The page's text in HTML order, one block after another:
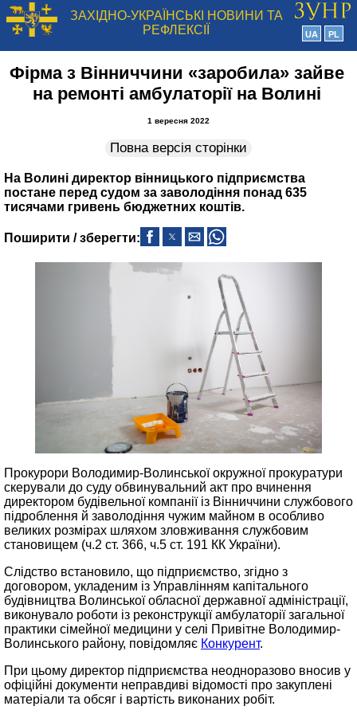
ЗАХІДНО-УКРАЇНСЬКІ НОВИНИ ТА
РЕФЛЕКСІЇ
UA PL
Фірма з Вінниччини «заробила» зайве
на ремонті амбулаторії на Волині
1 вересня 2022
Повна версія сторінки
На Волині директор вінницького підприємства
постане перед судом за заволодіння понад 635
тисячами гривень бюджетних коштів.
Поширити / зберегти:
Прокурори Володимир-Волинської окружної прокуратури
скерували до суду обвинувальний акт про вчинення
директором будівельної компанії із Вінниччини службового
підроблення й заволодіння чужим майном в особливо
великих розмірах шляхом зловживання службовим
становищем (ч.2 ст. 366, ч.5 ст. 191 КК України).
Слідство встановило, що підприємство, згідно з
договором, укладеним із Управлінням капітального
будівництва Волинської обласної державної адміністрації,
виконувало роботи із реконструкції амбулаторії загальної
практики сімейної медицини у селі Привітне Володимир-
Волинського району, повідомляє Конкурент.
При цьому директор підприємства неодноразово вносив у
офіційні документи неправдиві відомості про закуплені
матеріали та обсяг і вартість виконаних робіт.